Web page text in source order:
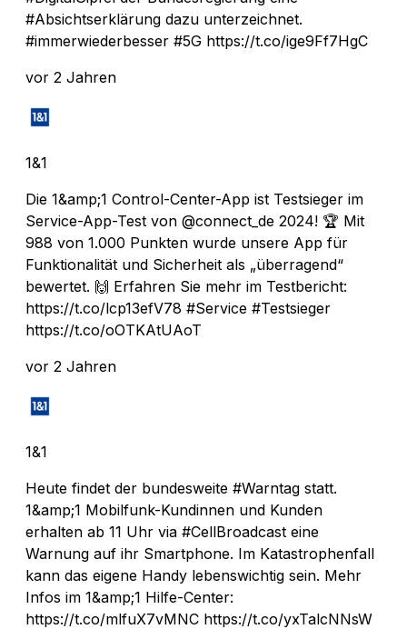
#Absichtserklärung dazu unterzeichnet.
#immerwiederbesser #5G https://t.co/ige9Ff7HgC
vor 2 Jahren
1&1
Die 1&amp;1 Control-Center-App ist Testsieger im
Service-App-Test von @connect_de 2024! 🏆 Mit
988 von 1.000 Punkten wurde unsere App für
Funktionalität und Sicherheit als „überragend“
bewertet. 🙌 Erfahren Sie mehr im Testbericht:
https://t.co/lcp13efV78 #Service #Testsieger
https://t.co/oOTKAtUAoT
vor 2 Jahren
1&1
Heute findet der bundesweite #Warntag statt.
1&amp;1 Mobilfunk-Kundinnen und Kunden
erhalten ab 11 Uhr via #CellBroadcast eine
Warnung auf ihr Smartphone. Im Katastrophenfall
kann das eigene Handy lebenswichtig sein. Mehr
Infos im 1&amp;1 Hilfe-Center:
https://t.co/mlfuX7vMNC https://t.co/yxTalcNNsW